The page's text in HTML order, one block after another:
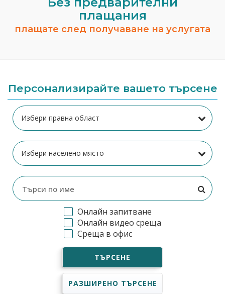
плащания
плащате след получаване на услугата
Персонализирайте вашето търсене
Онлайн запитване
Онлайн видео среща
Среща в офис
ТЪРСЕНЕ
РАЗШИРЕНО ТЪРСЕНЕ